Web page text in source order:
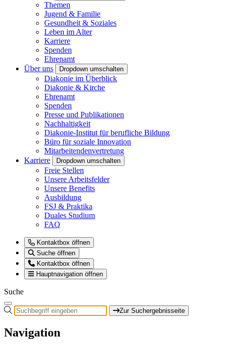
Themen
Jugend & Familie
Gesundheit & Soziales
Leben im Alter
Karriere
Spenden
Ehrenamt
Über uns
Dropdown umschalten
Diakonie im Überblick
Diakonie & Kirche
Ehrenamt
Spenden
Presse und Publikationen
Nachhaltigkeit
Diakonie-Institut für berufliche Bildung
Büro für soziale Innovation
Mitarbeitendenvertretung
Karriere
Dropdown umschalten
Freie Stellen
Unsere Arbeitsfelder
Unsere Benefits
Ausbildung
FSJ & Praktika
Duales Studium
FAQ
Kontaktbox öffnen
Suche öffnen
Kontaktbox öffnen
Hauptnavigation öffnen
Suche
Zur Suchergebnisseite
Navigation